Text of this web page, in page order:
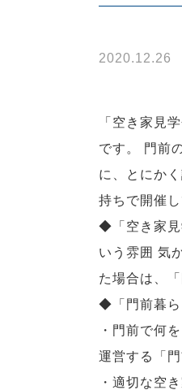
2020.12.26
「空き家見
です。 門前
に、とにか
持ちで開催
◆「空き家見
いう雰囲 気
た場合は、
◆「門前暮ら
・門前で何
運営する「
・適切な空